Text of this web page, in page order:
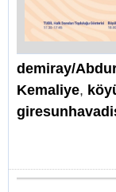
demiray/
Kemaliye,